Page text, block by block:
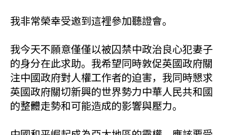
我非常榮幸受邀到這裡參加聽證會。
我今天不願意僅僅以被囚禁中政治良心犯妻子
的身分在此求助。我希望同時敦促英國政府關
注中國政府對人權工作者的迫害，我同時懇求
英國政府關切新興的世界勢力中華人民共和國
的整體走勢和可能造成的影響與壓力。